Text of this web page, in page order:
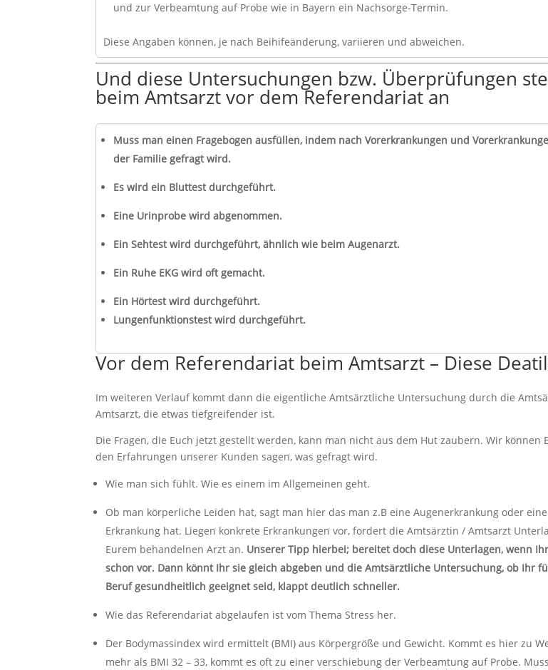
und zur Verbeamtung auf Probe wie in Bayern ein Nachsorge-Termin.
Diese Angaben können, je nach Beihifeänderung, variieren und abweichen.
Und diese Untersuchungen bzw. Überprüfungen
beim Amtsarzt vor dem Referendariat an
Muss man einen Fragebogen ausfüllen, indem nach Vorerkrankungen und
der Familie gefragt wird.
Es wird ein Bluttest durchgeführt.
Eine Urinprobe wird abgenommen.
Ein Sehtest wird durchgeführt, ähnlich wie beim Augenarzt.
Ein Ruhe EKG wird oft gemacht.
Ein Hörtest wird durchgeführt.
Lungenfunktionstest wird durchgeführt.
Vor dem Referendariat beim Amtsarzt – Diese
Im weiteren Verlauf kommt dann die eigentliche Amtsärztliche Untersuchung durch die
Amtsarzt, die etwas tiefgreifender ist.
Die Fragen, die Euch jetzt gestellt werden, kann man nicht aus dem Hut zaubern. Wir können
den Erfahrungen unserer Kunden sagen, was gefragt wird.
Wie man sich fühlt. Wie es einem im Allgemeinen geht.
Ob man körperliche Leiden hat, sagt man hier das man z.B eine Augenerkrankung oder
Erkrankung hat. Liegen konkrete Erkrankungen vor, fordert die Amtsärztin / Amtsarzt
Eurem behandelnen Arzt an. Unserer Tipp hierbei; bereitet doch diese Unterlagen, wenn
schon vor. Dann könnt Ihr sie gleich abgeben und die Amtsärztliche Untersuchung, ob Ihr
Beruf gesundheitlich geeignet seid, klappt deutlich schneller.
Wie das Referendariat abgelaufen ist vom Thema Stress her.
Der Bodymassindex wird ermittelt (BMI) aus Körpergröße und Gewicht. Kommt es hier zu
mehr als BMI 32 – 33, kommt es oft zu einer verschiebung der Verbeamtung auf Probe.